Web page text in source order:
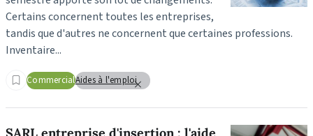
Certains concernent toutes les entreprises,
tandis que d'autres ne concernent que certaines professions.
Inventaire...
CommercialAides à l'emploi